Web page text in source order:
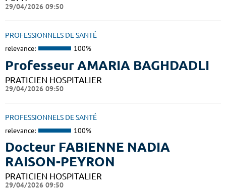
29/04/2026 09:50
PROFESSIONNELS DE SANTÉ
relevance: 100%
Professeur AMARIA BAGHDADLI
PRATICIEN HOSPITALIER
29/04/2026 09:50
PROFESSIONNELS DE SANTÉ
relevance: 100%
Docteur FABIENNE NADIA
RAISON-PEYRON
PRATICIEN HOSPITALIER
29/04/2026 09:50